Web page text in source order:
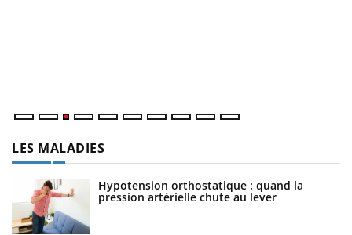
LES MALADIES
Hypotension orthostatique : quand la
pression artérielle chute au lever